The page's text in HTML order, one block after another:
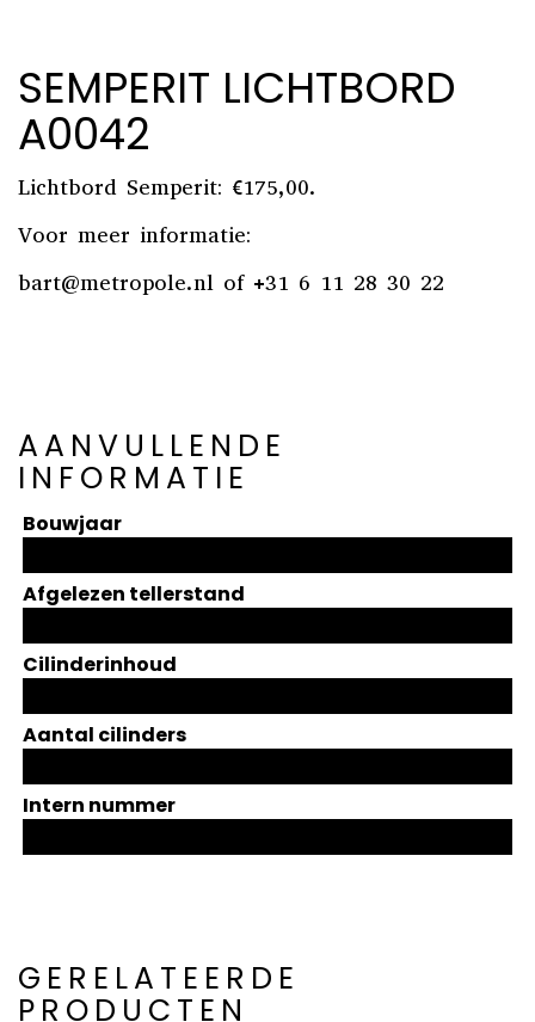
SEMPERIT LICHTBORD
A0042
Lichtbord Semperit: €175,00.
Voor meer informatie:
bart@metropole.nl of +31 6 11 28 30 22
AANVULLENDE
INFORMATIE
Bouwjaar
Afgelezen tellerstand
Cilinderinhoud
Aantal cilinders
Intern nummer
GERELATEERDE
PRODUCTEN